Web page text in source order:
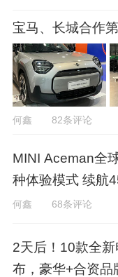
宝马、长城合作
何鑫 82条评论
MINI Aceman全
种体验模式 续航
何鑫 68条评论
2天后！10款全
布，豪华+合资品